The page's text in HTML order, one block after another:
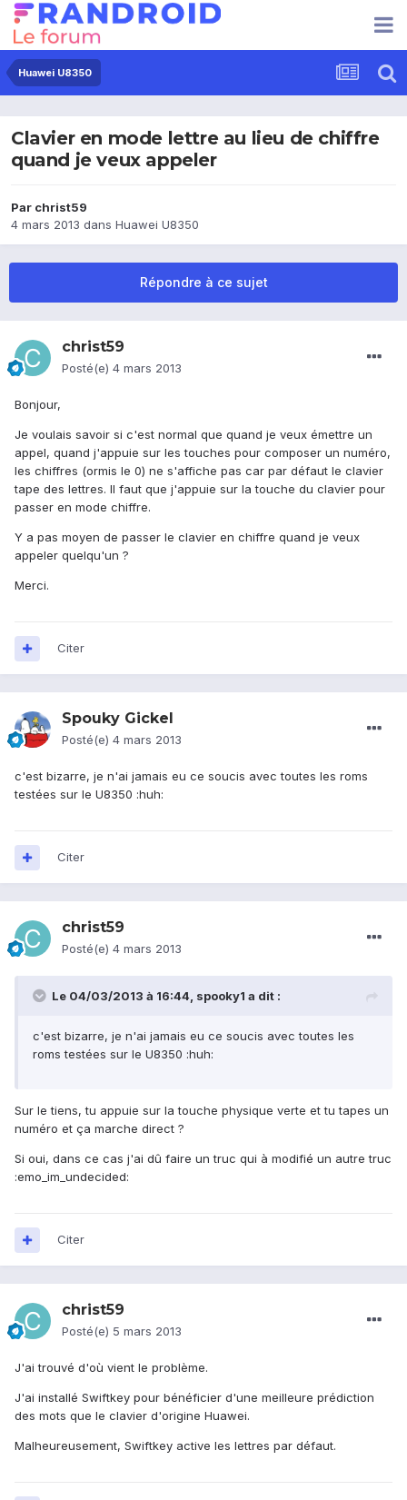
Huawei U8350
Clavier en mode lettre au lieu de chiffre
quand je veux appeler
Par christ59
4 mars 2013 dans Huawei U8350
Répondre à ce sujet
christ59
Posté(e) 4 mars 2013
Bonjour,
Je voulais savoir si c'est normal que quand je veux émettre un
appel, quand j'appuie sur les touches pour composer un numéro,
les chiffres (ormis le 0) ne s'affiche pas car par défaut le clavier
tape des lettres. Il faut que j'appuie sur la touche du clavier pour
passer en mode chiffre.
Y a pas moyen de passer le clavier en chiffre quand je veux
appeler quelqu'un ?
Merci.
Citer
Spouky Gickel
Posté(e) 4 mars 2013
c'est bizarre, je n'ai jamais eu ce soucis avec toutes les roms
testées sur le U8350 :huh:
Citer
christ59
Posté(e) 4 mars 2013
Le 04/03/2013 à 16:44, spooky1 a dit :
c'est bizarre, je n'ai jamais eu ce soucis avec toutes les
roms testées sur le U8350 :huh:
Sur le tiens, tu appuie sur la touche physique verte et tu tapes un
numéro et ça marche direct ?
Si oui, dans ce cas j'ai dû faire un truc qui à modifié un autre truc
:emo_im_undecided:
Citer
christ59
Posté(e) 5 mars 2013
J'ai trouvé d'où vient le problème.
J'ai installé Swiftkey pour bénéficier d'une meilleure prédiction
des mots que le clavier d'origine Huawei.
Malheureusement, Swiftkey active les lettres par défaut.